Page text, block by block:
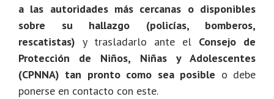
a las autoridades más cercanas o disponibles
sobre su hallazgo (policías, bomberos,
rescatistas) y trasladarlo ante el Consejo de
Protección de Niños, Niñas y Adolescentes
(CPNNA) tan pronto como sea posible o debe
ponerse en contacto con este.